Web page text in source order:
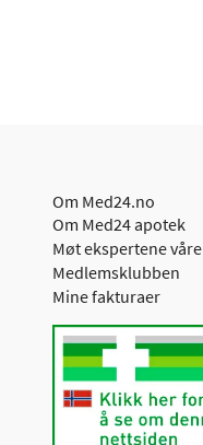
Om Med24.no
Om Med24 apotek
Møt ekspertene våre
Medlemsklubben
Mine fakturaer